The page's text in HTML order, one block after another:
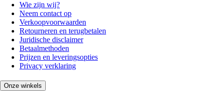
Wie zijn wij?
Neem contact op
Verkoopvoorwaarden
Retourneren en terugbetalen
Juridische disclaimer
Betaalmethoden
Prijzen en leveringsopties
Privacy verklaring
Onze winkels